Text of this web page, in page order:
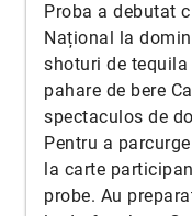
Proba a debutat
Național la
shoturi de tequila
pahare de bere
spectaculos de
Pentru a
la carte
probe. Au